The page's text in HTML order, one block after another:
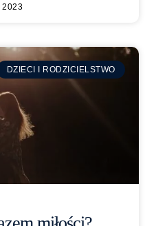
2023
DZIECI I RODZICIELSTWO